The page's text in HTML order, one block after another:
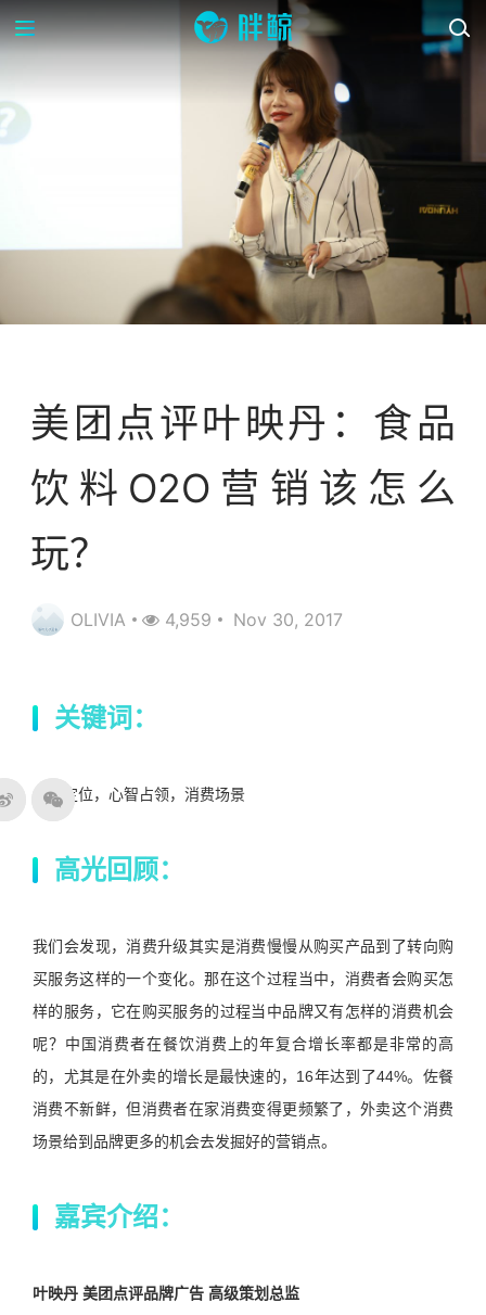
美团点评叶映丹：食品
饮料O2O营销该怎么
玩？
OLIVIA 4,959 Nov 30, 2017
关键词：
佐餐定位，心智占领，消费场景
高光回顾：
我们会发现，消费升级其实是消费慢慢从购买产品到了转向购
买服务这样的一个变化。那在这个过程当中，消费者会购买怎
样的服务，它在购买服务的过程当中品牌又有怎样的消费机会
呢？中国消费者在餐饮消费上的年复合增长率都是非常的高
的，尤其是在外卖的增长是最快速的，16年达到了44%。佐餐
消费不新鲜，但消费者在家消费变得更频繁了，外卖这个消费
场景给到品牌更多的机会去发掘好的营销点。
嘉宾介绍：
叶映丹 美团点评品牌广告 高级策划总监